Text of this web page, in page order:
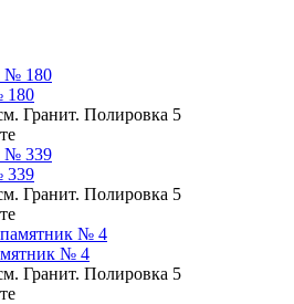
180
Гранит. Полировка 5
339
Гранит. Полировка 5
№ 4
Гранит. Полировка 5